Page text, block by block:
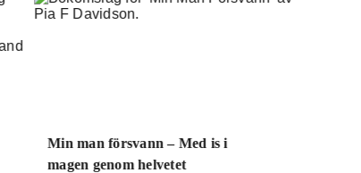
Min man försvann – Med is i
magen genom helvetet